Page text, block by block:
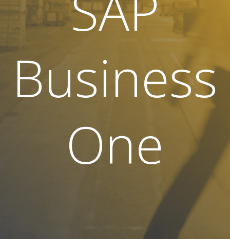
Business
One